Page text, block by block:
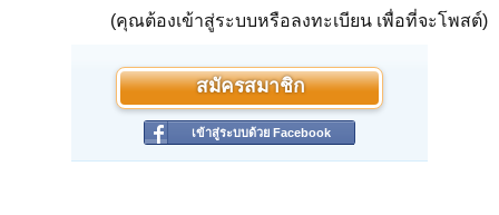
(คุณต้องเข้าสู่ระบบหรือลงทะเบียน เพื่อที่จะโพสต์)
สมัครสมาชิก
เข้าสู่ระบบด้วย Facebook